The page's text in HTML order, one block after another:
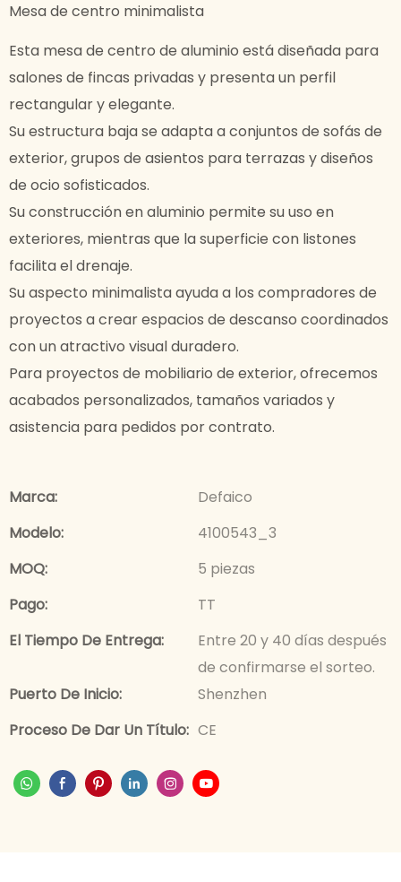
Mesa de centro minimalista
Esta mesa de centro de aluminio está diseñada para
salones de fincas privadas y presenta un perfil
rectangular y elegante.
Su estructura baja se adapta a conjuntos de sofás de
exterior, grupos de asientos para terrazas y diseños
de ocio sofisticados.
Su construcción en aluminio permite su uso en
exteriores, mientras que la superficie con listones
facilita el drenaje.
Su aspecto minimalista ayuda a los compradores de
proyectos a crear espacios de descanso coordinados
con un atractivo visual duradero.
Para proyectos de mobiliario de exterior, ofrecemos
acabados personalizados, tamaños variados y
asistencia para pedidos por contrato.
Marca:
Defaico
Modelo:
4100543_3
MOQ:
5 piezas
Pago:
TT
El Tiempo De Entrega:
Entre 20 y 40 días después
de confirmarse el sorteo.
Puerto De Inicio:
Shenzhen
Proceso De Dar Un Título: CE